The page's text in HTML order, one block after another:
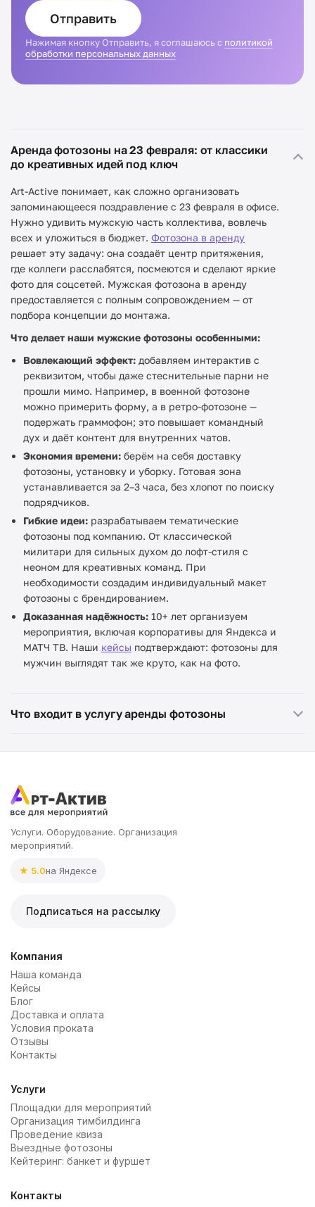
Отправить
Нажимая кнопку Отправить, я соглашаюсь с политикой
обработки персональных данных
Аренда фотозоны на 23 февраля: от классики
до креативных идей под ключ
Art-Active понимает, как сложно организовать
запоминающееся поздравление с 23 февраля в офисе.
Нужно удивить мужскую часть коллектива, вовлечь
всех и уложиться в бюджет. Фотозона в аренду
решает эту задачу: она создаёт центр притяжения,
где коллеги расслабятся, посмеются и сделают яркие
фото для соцсетей. Мужская фотозона в аренду
предоставляется с полным сопровождением — от
подбора концепции до монтажа.
Что делает наши мужские фотозоны особенными:
Вовлекающий эффект: добавляем интерактив с
реквизитом, чтобы даже стеснительные парни не
прошли мимо. Например, в военной фотозоне
можно примерить форму, а в ретро-фотозоне —
подержать граммофон; это повышает командный
дух и даёт контент для внутренних чатов.
Экономия времени: берём на себя доставку
фотозоны, установку и уборку. Готовая зона
устанавливается за 2–3 часа, без хлопот по поиску
подрядчиков.
Гибкие идеи: разрабатываем тематические
фотозоны под компанию. От классической
милитари для сильных духом до лофт-стиля с
неоном для креативных команд. При
необходимости создадим индивидуальный макет
фотозоны с брендированием.
Доказанная надёжность: 10+ лет организуем
мероприятия, включая корпоративы для Яндекса и
МАТЧ ТВ. Наши кейсы подтверждают: фотозоны для
мужчин выглядят так же круто, как на фото.
Что входит в услугу аренды фотозоны
Услуги. Оборудование. Организация
мероприятий.
★ 5.0на Яндексе
Подписаться на рассылку
Компания
Наша команда
Кейсы
Блог
Доставка и оплата
Условия проката
Отзывы
Контакты
Услуги
Площадки для мероприятий
Организация тимбилдинга
Проведение квиза
Выездные фотозоны
Кейтеринг: банкет и фуршет
Контакты